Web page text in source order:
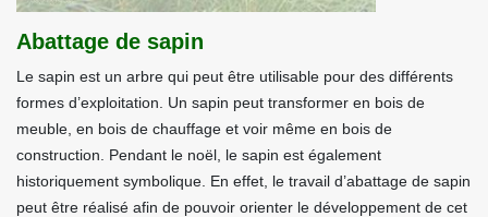
Abattage de sapin
Le sapin est un arbre qui peut être utilisable pour des différents
formes d’exploitation. Un sapin peut transformer en bois de
meuble, en bois de chauffage et voir même en bois de
construction. Pendant le noël, le sapin est également
historiquement symbolique. En effet, le travail d’abattage de sapin
peut être réalisé afin de pouvoir orienter le développement de cet